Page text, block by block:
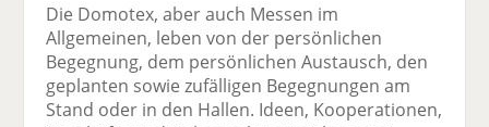
Die Domotex, aber auch Messen im
Allgemeinen, leben von der persönlichen
Begegnung, dem persönlichen Austausch, den
geplanten sowie zufälligen Begegnungen am
Stand oder in den Hallen. Ideen, Kooperationen,